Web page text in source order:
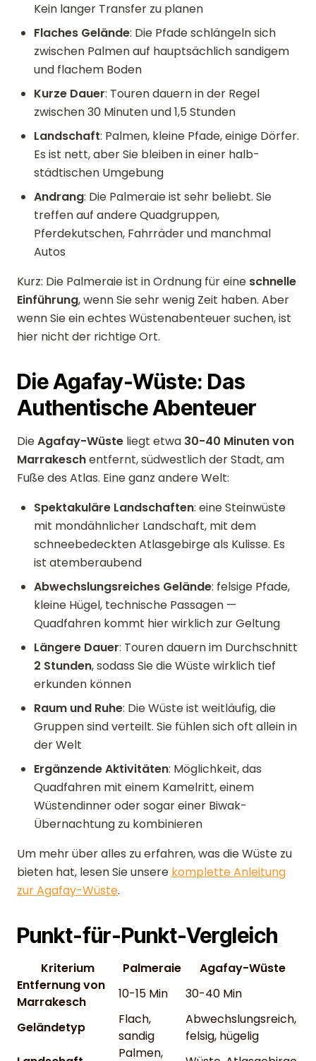
Kein langer Transfer zu planen
Flaches Gelände: Die Pfade schlängeln sich
zwischen Palmen auf hauptsächlich sandigem
und flachem Boden
Kurze Dauer: Touren dauern in der Regel
zwischen 30 Minuten und 1,5 Stunden
Landschaft: Palmen, kleine Pfade, einige Dörfer.
Es ist nett, aber Sie bleiben in einer halb-
städtischen Umgebung
Andrang: Die Palmeraie ist sehr beliebt. Sie
treffen auf andere Quadgruppen,
Pferdekutschen, Fahrräder und manchmal
Autos
Kurz: Die Palmeraie ist in Ordnung für eine schnelle
Einführung, wenn Sie sehr wenig Zeit haben. Aber
wenn Sie ein echtes Wüstenabenteuer suchen, ist
hier nicht der richtige Ort.
Die Agafay-Wüste: Das
Authentische Abenteuer
DieAgafay-Wüste liegt etwa 30-40 Minuten von
Marrakeschentfernt, südwestlich der Stadt, am
Fuße des Atlas. Eine ganz andere Welt:
Spektakuläre Landschaften: eine Steinwüste
mit mondähnlicher Landschaft, mit dem
schneebedeckten Atlasgebirge als Kulisse. Es
ist atemberaubend
Abwechslungsreiches Gelände: felsige Pfade,
kleine Hügel, technische Passagen —
Quadfahren kommt hier wirklich zur Geltung
Längere Dauer: Touren dauern im Durchschnitt
2 Stunden, sodass Sie die Wüste wirklich tief
erkunden können
Raum und Ruhe: Die Wüste ist weitläufig, die
Gruppen sind verteilt. Sie fühlen sich oft allein in
der Welt
Ergänzende Aktivitäten: Möglichkeit, das
Quadfahren mit einem Kamelritt, einem
Wüstendinner oder sogar einer Biwak-
Übernachtung zu kombinieren
Um mehr über alles zu erfahren, was die Wüste zu
bieten hat, lesen Sie unsere komplette Anleitung
zur Agafay-Wüste.
Punkt-für-Punkt-Vergleich
Kriterium Palmeraie
Agafay-Wüste
Entfernung von
Marrakesch
10-15 Min 30-40 Min
Geländetyp
Flach,
sandig
Abwechslungsreich,
felsig, hügelig
Palmen,